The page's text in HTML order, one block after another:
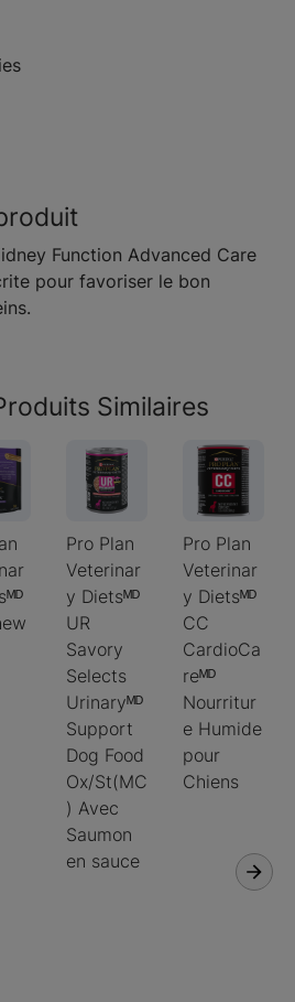
Function Advanced Care
pour favoriser le bon
Similaires
Pro Plan
Veterinar
y Dietsᴹᴰ
UR
Savory
Selects
Urinaryᴹᴰ
Support
Dog Food
Ox/St(MC
) Avec
Saumon
en sauce
Pro Plan
Veterinar
y Dietsᴹᴰ
CC
CardioCa
reᴹᴰ
Nourritur
e Humide
pour
Chiens